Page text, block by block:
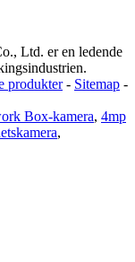
Ltd. er en ledende
produkter- Sitemap -
Box-kamera, 4mp
,